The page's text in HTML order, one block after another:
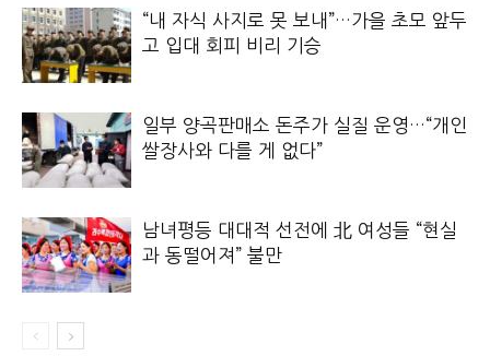
“내 자식 사지로 못 보내”…가을 초모 앞두
고 입대 회피 비리 기승
일부 양곡판매소 돈주가 실질 운영…“개인
쌀장사와 다를 게 없다”
남녀평등 대대적 선전에 北 여성들 “현실
과 동떨어져” 불만